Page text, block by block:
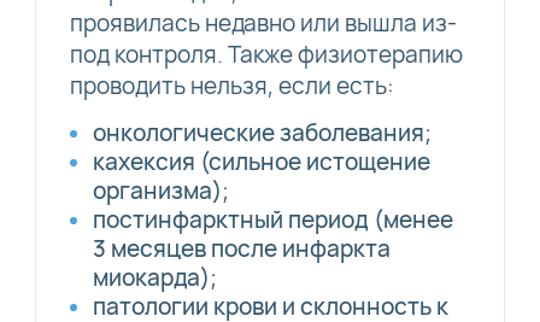
проявилась недавно или вышла из-
под контроля. Также физиотерапию
проводить нельзя, если есть:
онкологические заболевания;
кахексия (сильное истощение
организма);
постинфарктный период (менее
3 месяцев после инфаркта
миокарда);
патологии крови и склонность к